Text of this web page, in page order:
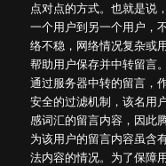
点对点的方式。也就是说
一个用户到另一个用户，
络不稳，网络情况复杂或
帮助用户保存并中转留言
通过服务器中转的留言，
安全的过滤机制，该名用
感词汇的留言内容，因此
为该用户的留言内容虽含
法内容的情况。为了保障